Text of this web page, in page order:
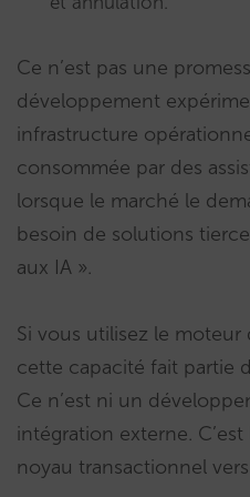
Ce n’est pas une
développement
infrastructure
consommée par des
lorsque le marché le
besoin de solutions
aux IA ».
Si vous utilisez le moteur
cette capacité fait partie
Ce n’est ni un
intégration externe.
noyau transactionnel vers